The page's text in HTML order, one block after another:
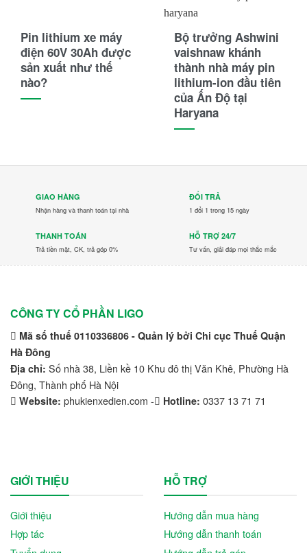
Pin lithium xe máy
điện 60V 30Ah được
sản xuất như thế
nào?
Bộ trưởng Ashwini
vaishnaw khánh
thành nhà máy pin
lithium-ion đầu tiên
của Ấn Độ tại
Haryana
GIAO HÀNG
Nhận hàng và thanh toán tại nhà
ĐỔI TRẢ
1 đổi 1 trong 15 ngày
THANH TOÁN
Trả tiền mặt, CK, trả góp 0%
HỖ TRỢ 24/7
Tư vấn, giải đáp mọi thắc mắc
CÔNG TY CỔ PHẦN LIGO
Mã số thuế 0110336806 - Quản lý bởi Chi cục Thuế Quận
Hà Đông
Địa chỉ: Số nhà 38, Liền kề 10 Khu đô thị Văn Khê, Phường Hà
Đông, Thành phố Hà Nội
Website: phukienxedien.com - Hotline: 0337 13 71 71
GIỚI THIỆU
Giới thiệu
Hợp tác
HỖ TRỢ
Hướng dẫn mua hàng
Hướng dẫn thanh toán